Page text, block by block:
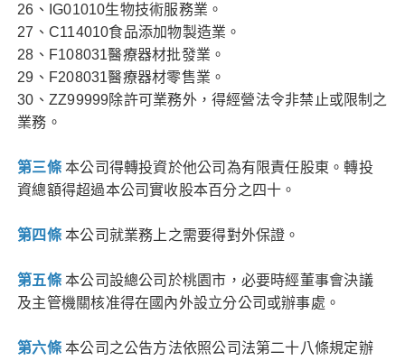
26、IG01010生物技術服務業。
27、C114010食品添加物製造業。
28、F108031醫療器材批發業。
29、F208031醫療器材零售業。
30、ZZ99999除許可業務外，得經營法令非禁止或限制之
業務。
第三條本公司得轉投資於他公司為有限責任股東。轉投
資總額得超過本公司實收股本百分之四十。
第四條本公司就業務上之需要得對外保證。
第五條本公司設總公司於桃園市，必要時經董事會決議
及主管機關核准得在國內外設立分公司或辦事處。
第六條本公司之公告方法依照公司法第二十八條規定辦